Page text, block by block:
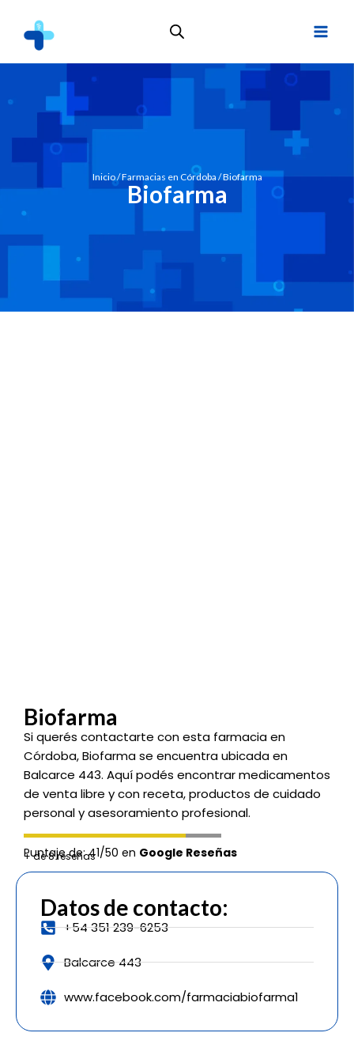
Inicio/Farmacias en Córdoba / Biofarma
Biofarma
Biofarma
Si querés contactarte con esta farmacia en
Córdoba, Biofarma se encuentra ubicada en
Balcarce 443. Aquí podés encontrar medicamentos
de venta libre y con receta, productos de cuidado
personal y asesoramiento profesional.
Puntaje de: 41/50 en Google Reseñas
+ de 8 reseñas
Datos de contacto:
+54 351 239-6253
Balcarce 443
www.facebook.com/farmaciabiofarma1